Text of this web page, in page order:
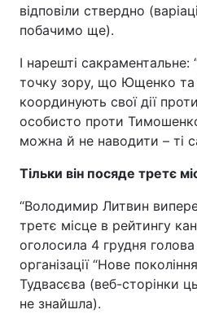
відповіли ствердно
побачимо ще).
І нарешті
точку зору, що Ющенко та
координують свої дії
особисто проти
можна й не наводити – ті
Тільки він посяде третє
“Володимир Литвин
третє місце в рейтингу
оголосила 4 грудня
організації “Нове
Тудвасєва (веб-сторінки
не знайшла).